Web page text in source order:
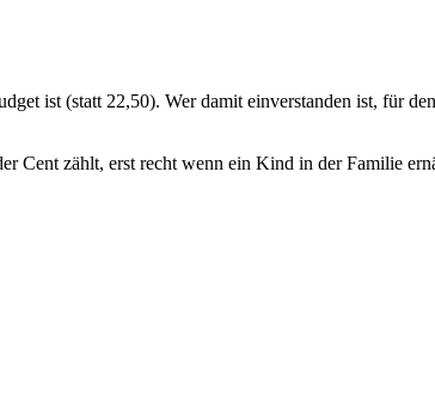
ist (statt 22,50). Wer damit einverstanden ist, für
Cent zählt, erst recht wenn ein Kind in der Familie